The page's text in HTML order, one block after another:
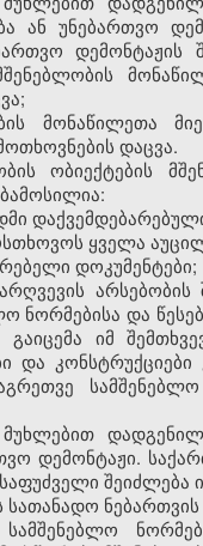
ან უნებართვო
დემონტაჟის
მონაწილეთა
დაცვა.
ობიექტების
ყველა
დოკუმენტები;
ნორმებისა და
გაიცემა იმ
და
დემონტაჟი.
შეიძლება
სათანადო
სამშენებლო